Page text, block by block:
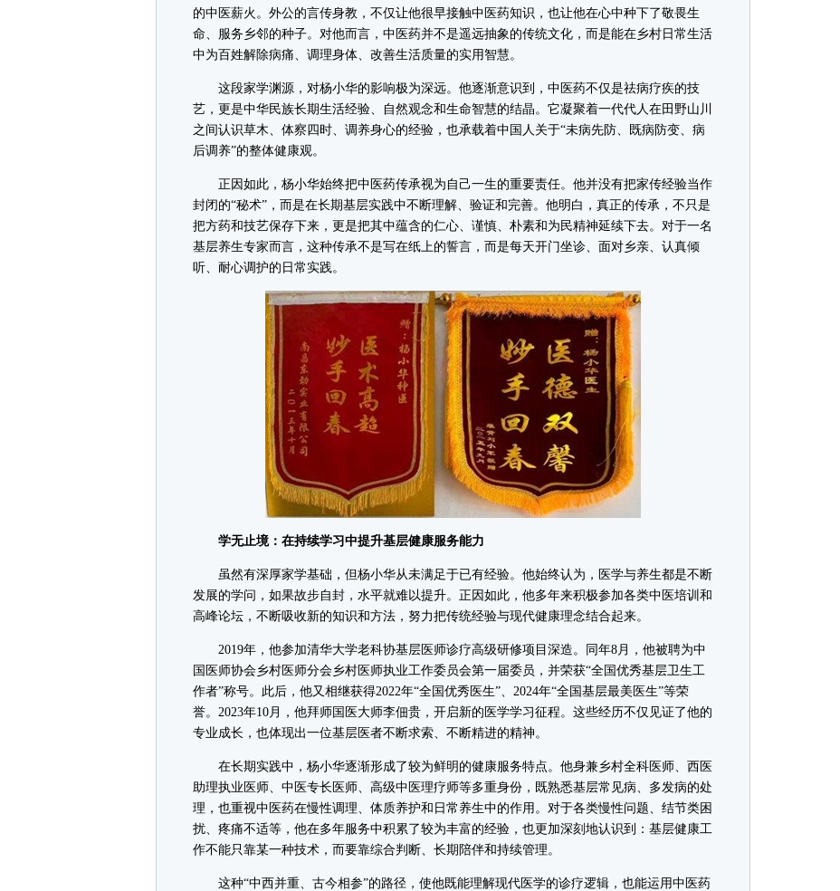
的中医薪火。外公的言传身教，不仅让他很早接触中医药知识，也让他在心中种下了敬畏生
命、服务乡邻的种子。对他而言，中医药并不是遥远抽象的传统文化，而是能在乡村日常生活
中为百姓解除病痛、调理身体、改善生活质量的实用智慧。
这段家学渊源，对杨小华的影响极为深远。他逐渐意识到，中医药不仅是祛病疗疾的技
艺，更是中华民族长期生活经验、自然观念和生命智慧的结晶。它凝聚着一代代人在田野山川
之间认识草木、体察四时、调养身心的经验，也承载着中国人关于“未病先防、既病防变、病
后调养”的整体健康观。
正因如此，杨小华始终把中医药传承视为自己一生的重要责任。他并没有把家传经验当作
封闭的“秘术”，而是在长期基层实践中不断理解、验证和完善。他明白，真正的传承，不只是
把方药和技艺保存下来，更是把其中蕴含的仁心、谨慎、朴素和为民精神延续下去。对于一名
基层养生专家而言，这种传承不是写在纸上的誓言，而是每天开门坐诊、面对乡亲、认真倾
听、耐心调护的日常实践。
学无止境：在持续学习中提升基层健康服务能力
虽然有深厚家学基础，但杨小华从未满足于已有经验。他始终认为，医学与养生都是不断
发展的学问，如果故步自封，水平就难以提升。正因如此，他多年来积极参加各类中医培训和
高峰论坛，不断吸收新的知识和方法，努力把传统经验与现代健康理念结合起来。
2019年，他参加清华大学老科协基层医师诊疗高级研修项目深造。同年8月，他被聘为中
国医师协会乡村医师分会乡村医师执业工作委员会第一届委员，并荣获“全国优秀基层卫生工
作者”称号。此后，他又相继获得2022年“全国优秀医生”、2024年“全国基层最美医生”等荣
誉。2023年10月，他拜师国医大师李佃贵，开启新的医学学习征程。这些经历不仅见证了他的
专业成长，也体现出一位基层医者不断求索、不断精进的精神。
在长期实践中，杨小华逐渐形成了较为鲜明的健康服务特点。他身兼乡村全科医师、西医
助理执业医师、中医专长医师、高级中医理疗师等多重身份，既熟悉基层常见病、多发病的处
理，也重视中医药在慢性调理、体质养护和日常养生中的作用。对于各类慢性问题、结节类困
扰、疼痛不适等，他在多年服务中积累了较为丰富的经验，也更加深刻地认识到：基层健康工
作不能只靠某一种技术，而要靠综合判断、长期陪伴和持续管理。
这种“中西并重、古今相参”的路径，使他既能理解现代医学的诊疗逻辑，也能运用中医药